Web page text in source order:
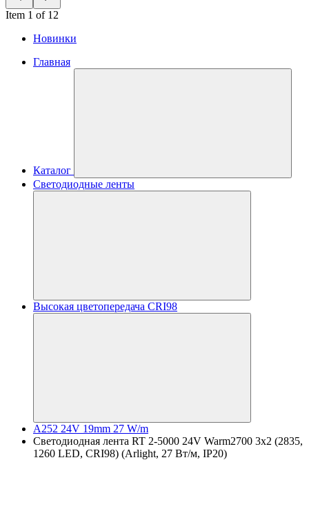
Item 1 of 12
Новинки
Главная
Каталог
Светодиодные ленты
Высокая цветопередача CRI98
A252 24V 19mm 27 W/m
Светодиодная лента RT 2-5000 24V Warm2700 3x2 (2835,
1260 LED, CRI98) (Arlight, 27 Вт/м, IP20)